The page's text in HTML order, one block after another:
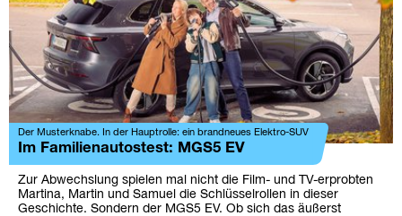
Der Musterknabe. In der Hauptrolle: ein brandneues Elektro-SUV
Im Familienautostest: MGS5 EV
Zur Abwechslung spielen mal nicht die Film- und TV-erprobten
Martina, Martin und Samuel die Schlüsselrollen in dieser
Geschichte. Sondern der MGS5 EV. Ob sich das äußerst